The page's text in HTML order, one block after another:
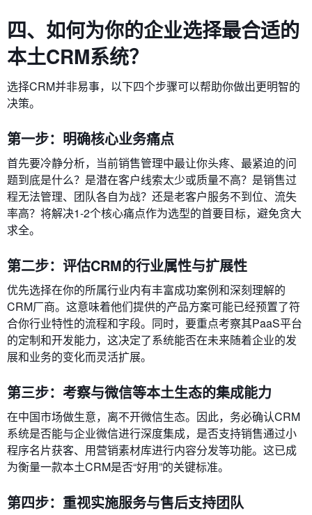
四、如何为你的企业选择最合适的
本土CRM系统？
选择CRM并非易事，以下四个步骤可以帮助你做出更明智的
决策。
第一步：明确核心业务痛点
首先要冷静分析，当前销售管理中最让你头疼、最紧迫的问
题到底是什么？是潜在客户线索太少或质量不高？是销售过
程无法管理、团队各自为战？还是老客户服务不到位、流失
率高？将解决1-2个核心痛点作为选型的首要目标，避免贪大
求全。
第二步：评估CRM的行业属性与扩展性
优先选择在你的所属行业内有丰富成功案例和深刻理解的
CRM厂商。这意味着他们提供的产品方案可能已经预置了符
合你行业特性的流程和字段。同时，要重点考察其PaaS平台
的定制和开发能力，这决定了系统能否在未来随着企业的发
展和业务的变化而灵活扩展。
第三步：考察与微信等本土生态的集成能力
在中国市场做生意，离不开微信生态。因此，务必确认CRM
系统是否能与企业微信进行深度集成，是否支持销售通过小
程序名片获客、用营销素材库进行内容分发等功能。这已成
为衡量一款本土CRM是否“好用”的关键标准。
第四步：重视实施服务与售后支持团队